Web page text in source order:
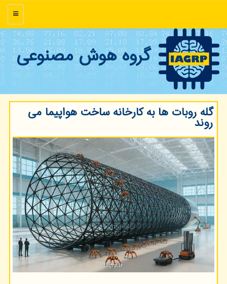
منو
گروه هوش مصنوعی
گله روبات ها به کارخانه ساخت هواپیما می
روند